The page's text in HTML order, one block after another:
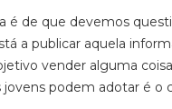
é de que devemos
a publicar aquela
vender alguma
podem adotar é o